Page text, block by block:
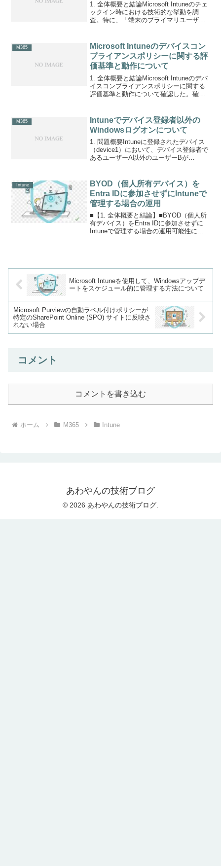
1. 全体概要と結論Microsoft Intuneのチェ
ックイン時における技術的な挙動を調
査。特に、「端末のプライマリユーザー
ンプライアンスポリシーの適用対象は誰
に...
M365
Microsoft Intuneのデバイスコン
プライアンスポリシーに関する評
価基準と動作について
1. 全体概要と結論Microsoft Intuneのデバ
イスコンプライアンスポリシーに関する
評価基準と動作について確認した。確認
ぞれの評価結果が、デバイス全体の準拠
状...
M365
Intuneでデバイス登録者以外の
Windowsログオンについて
1. 問題概要Intuneに登録されたデバイス
（device1）において、デバイス登録者で
あるユーザーA以外のユーザーBが
認。2. 結論ユーザーBは問題なくdev...
Intune
BYOD（個人所有デバイス）を
Entra IDに参加させずにIntuneで
管理する場合の運用
■【1. 全体概要と結論】■BYOD（個人所
有デバイス）をEntra IDに参加させずに
Intuneで管理する場合の運用可能性につ
Microsoft Intuneを使用して、Windowsアップデ
ートをスケジュール的に管理する方法について
Microsoft Purviewの自動ラベル付けポリシーが
特定のSharePoint Online (SPO) サイトに反映さ
れない場合
コメント
コメントを書き込む
ホーム M365 Intune
あわやんの技術ブログ
© 2026 あわやんの技術ブログ.